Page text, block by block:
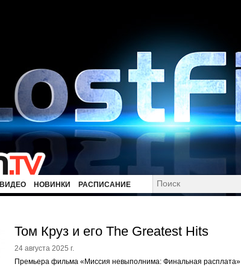
ВИДЕО НОВИНКИ РАСПИСАНИЕ
Том Круз и его The Greatest Hits
24 августа 2025 г.
Премьера фильма «Миссия невыполнима: Финальная расплата»